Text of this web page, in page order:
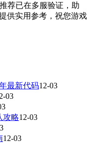
荐已在多服验证，助
供实用参考，祝您游戏
最新代码12-03
03
攻略12-03
12-03